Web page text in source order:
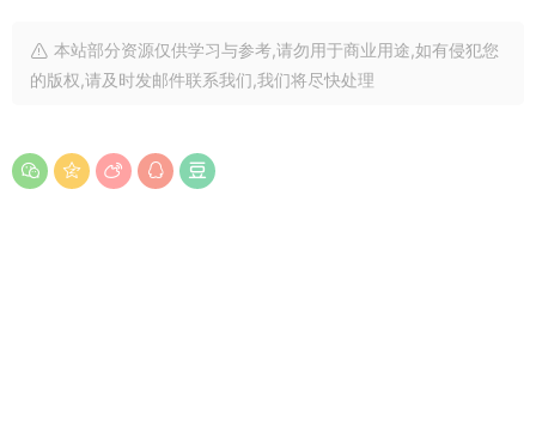
本站部分资源仅供学习与参考,请勿用于商业用途,如有侵犯您
的版权,请及时发邮件联系我们,我们将尽快处理